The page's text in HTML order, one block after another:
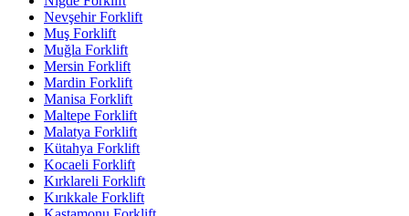
Nevşehir Forklift
Muş Forklift
Muğla Forklift
Mersin Forklift
Mardin Forklift
Manisa Forklift
Maltepe Forklift
Malatya Forklift
Kütahya Forklift
Kocaeli Forklift
Kırklareli Forklift
Kırıkkale Forklift